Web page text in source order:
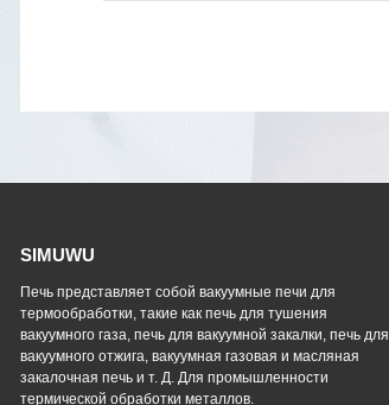
SIMUWU
Печь представляет собой вакуумные печи для
термообработки, такие как печь для тушения
вакуумного газа, печь для вакуумной закалки, печь для
вакуумного отжига, вакуумная газовая и масляная
закалочная печь и т. Д. Для промышленности
термической обработки металлов.